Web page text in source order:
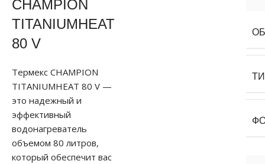
CHAMPION
TITANIUMHEAT
80 V
Термекс CHAMPION
TITANIUMHEAT 80 V —
это надежный и
эффективный
водонагреватель
объемом 80 литров,
который обеспечит вас